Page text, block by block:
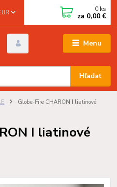
Menu
Hľadať
0 ks
za 0,00 €
Globe-Fire CHARON I liatinové
I liatinové